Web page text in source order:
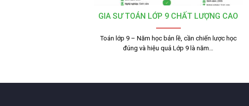
GIA SƯ TOÁN LỚP 9 CHẤT LƯỢNG CAO
Toán lớp 9 – Năm học bản lề, cần chiến lược học
đúng và hiệu quả Lớp 9 là năm…